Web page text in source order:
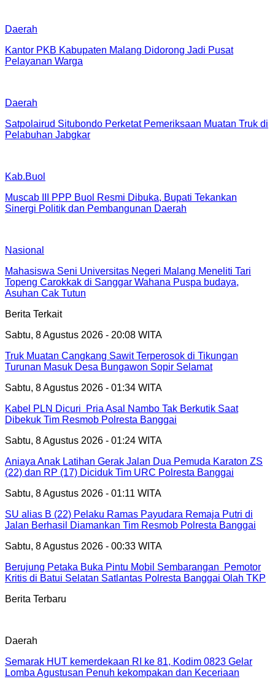
Daerah
Kantor PKB Kabupaten Malang Didorong Jadi Pusat
Pelayanan Warga
Daerah
Satpolairud Situbondo Perketat Pemeriksaan Muatan Truk di
Pelabuhan Jabgkar
Kab.Buol
Muscab III PPP Buol Resmi Dibuka, Bupati Tekankan
Sinergi Politik dan Pembangunan Daerah
Nasional
Mahasiswa Seni Universitas Negeri Malang Meneliti Tari
Topeng Carokkak di Sanggar Wahana Puspa budaya,
Asuhan Cak Tutun
Berita Terkait
Sabtu, 8 Agustus 2026 - 20:08 WITA
Truk Muatan Cangkang Sawit Terperosok di Tikungan
Turunan Masuk Desa Bungawon Sopir Selamat
Sabtu, 8 Agustus 2026 - 01:34 WITA
Kabel PLN Dicuri Pria Asal Nambo Tak Berkutik Saat
Dibekuk Tim Resmob Polresta Banggai
Sabtu, 8 Agustus 2026 - 01:24 WITA
Aniaya Anak Latihan Gerak Jalan Dua Pemuda Karaton ZS
(22) dan RP (17) Diciduk Tim URC Polresta Banggai
Sabtu, 8 Agustus 2026 - 01:11 WITA
SU alias B (22) Pelaku Ramas Payudara Remaja Putri di
Jalan Berhasil Diamankan Tim Resmob Polresta Banggai
Sabtu, 8 Agustus 2026 - 00:33 WITA
Berujung Petaka Buka Pintu Mobil Sembarangan Pemotor
Kritis di Batui Selatan Satlantas Polresta Banggai Olah TKP
Berita Terbaru
Daerah
Semarak HUT kemerdekaan RI ke 81, Kodim 0823 Gelar
Lomba Agustusan Penuh kekompakan dan Keceriaan